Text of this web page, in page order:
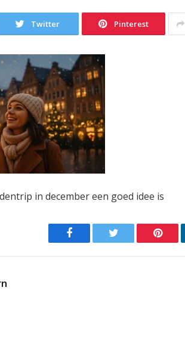
Twitter Pinterest
in december een goed idee is
Facebook Twitter